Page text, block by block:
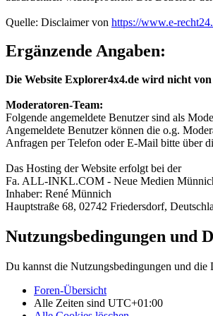
Quelle: Disclaimer von https://www.e-
Ergänzende Angaben:
Die Website Explorer4x4.de wird nicht
Moderatoren-Team:
Folgende angemeldete Benutzer sind als
Angemeldete Benutzer können die o.g.
Anfragen per Telefon oder E-Mail bitte über
Das Hosting der Website erfolgt bei der
Fa. ALL-INKL.COM - Neue Medien
Inhaber: René Münnich
Hauptstraße 68, 02742 Friedersdorf,
Nutzungsbedingungen und
Du kannst die Nutzungsbedingungen und die
Foren-Übersicht
Alle Zeiten sind UTC+01:00